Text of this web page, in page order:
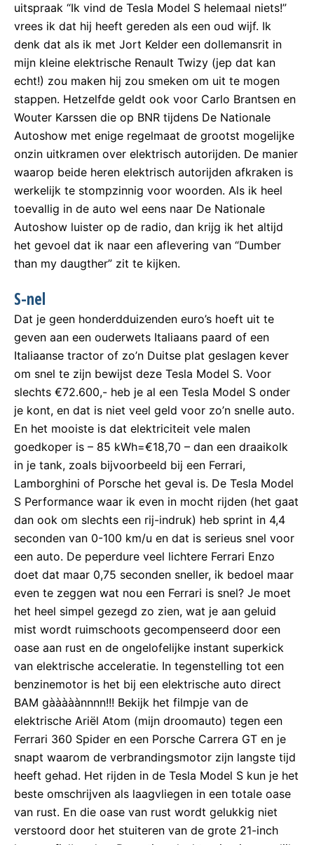
uitspraak “Ik vind de Tesla Model S helemaal niets!”
vrees ik dat hij heeft gereden als een oud wijf. Ik
denk dat als ik met Jort Kelder een dollemansrit in
mijn kleine elektrische Renault Twizy (jep dat kan
echt!) zou maken hij zou smeken om uit te mogen
stappen. Hetzelfde geldt ook voor Carlo Brantsen en
Wouter Karssen die op BNR tijdens De Nationale
Autoshow met enige regelmaat de grootst mogelijke
onzin uitkramen over elektrisch autorijden. De manier
waarop beide heren elektrisch autorijden afkraken is
werkelijk te stompzinnig voor woorden. Als ik heel
toevallig in de auto wel eens naar De Nationale
Autoshow luister op de radio, dan krijg ik het altijd
het gevoel dat ik naar een aflevering van “Dumber
than my daugther” zit te kijken.
S-nel
Dat je geen honderdduizenden euro’s hoeft uit te
geven aan een ouderwets Italiaans paard of een
Italiaanse tractor of zo’n Duitse plat geslagen kever
om snel te zijn bewijst deze Tesla Model S. Voor
slechts €72.600,- heb je al een Tesla Model S onder
je kont, en dat is niet veel geld voor zo’n snelle auto.
En het mooiste is dat elektriciteit vele malen
goedkoper is – 85 kWh=€18,70 – dan een draaikolk
in je tank, zoals bijvoorbeeld bij een Ferrari,
Lamborghini of Porsche het geval is. De Tesla Model
S Performance waar ik even in mocht rijden (het gaat
dan ook om slechts een rij-indruk) heb sprint in 4,4
seconden van 0-100 km/u en dat is serieus snel voor
een auto. De peperdure veel lichtere Ferrari Enzo
doet dat maar 0,75 seconden sneller, ik bedoel maar
even te zeggen wat nou een Ferrari is snel? Je moet
het heel simpel gezegd zo zien, wat je aan geluid
mist wordt ruimschoots gecompenseerd door een
oase aan rust en de ongelofelijke instant superkick
van elektrische acceleratie. In tegenstelling tot een
benzinemotor is het bij een elektrische auto direct
BAM gààààànnnn!!! Bekijk het filmpje van de
elektrische Ariël Atom (mijn droomauto) tegen een
Ferrari 360 Spider en een Porsche Carrera GT en je
snapt waarom de verbrandingsmotor zijn langste tijd
heeft gehad. Het rijden in de Tesla Model S kun je het
beste omschrijven als laagvliegen in een totale oase
van rust. En die oase van rust wordt gelukkig niet
verstoord door het stuiteren van de grote 21-inch